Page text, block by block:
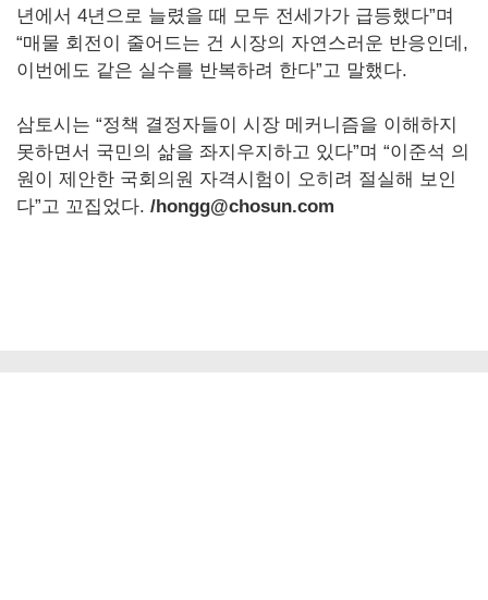
년에서 4년으로 늘렸을 때 모두 전세가가 급등했다”며
“매물 회전이 줄어드는 건 시장의 자연스러운 반응인데,
이번에도 같은 실수를 반복하려 한다”고 말했다.
삼토시는 “정책 결정자들이 시장 메커니즘을 이해하지
못하면서 국민의 삶을 좌지우지하고 있다”며 “이준석 의
원이 제안한 국회의원 자격시험이 오히려 절실해 보인
다”고 꼬집었다. /hongg@chosun.com